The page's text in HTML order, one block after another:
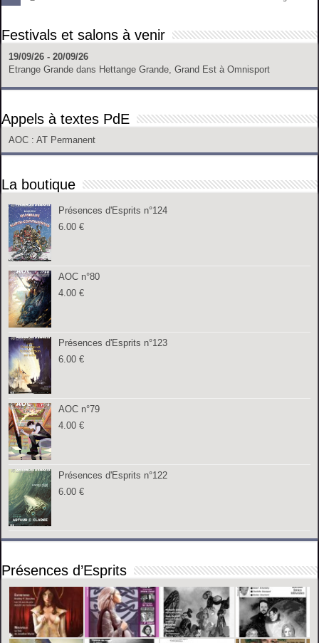
Festivals et salons à venir
19/09/26 - 20/09/26
Etrange Grande dans Hettange Grande, Grand Est à Omnisport
Appels à textes PdE
AOC : AT Permanent
La boutique
Présences d'Esprits n°124
6.00€
AOC n°80
4.00€
Présences d'Esprits n°123
6.00€
AOC n°79
4.00€
Présences d'Esprits n°122
6.00€
Présences d’Esprits